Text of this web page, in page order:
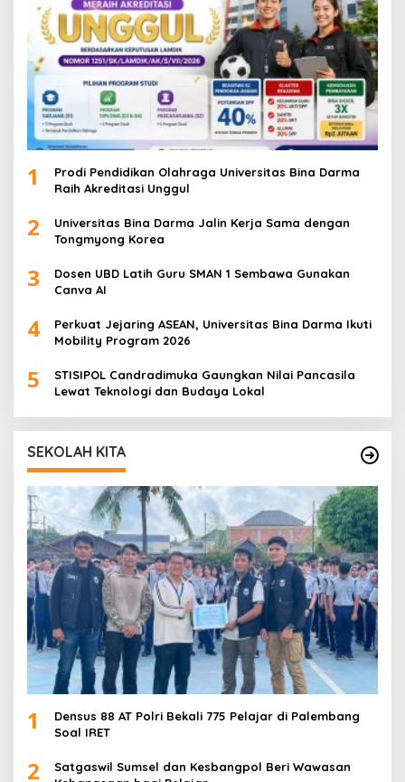
1
Prodi Pendidikan Olahraga Universitas Bina Darma
Raih Akreditasi Unggul
2
Universitas Bina Darma Jalin Kerja Sama dengan
Tongmyong Korea
3
Dosen UBD Latih Guru SMAN 1 Sembawa Gunakan
Canva AI
4
Perkuat Jejaring ASEAN, Universitas Bina Darma Ikuti
Mobility Program 2026
5
STISIPOL Candradimuka Gaungkan Nilai Pancasila
Lewat Teknologi dan Budaya Lokal
SEKOLAH KITA
1
Densus 88 AT Polri Bekali 775 Pelajar di Palembang
Soal IRET
2
Satgaswil Sumsel dan Kesbangpol Beri Wawasan